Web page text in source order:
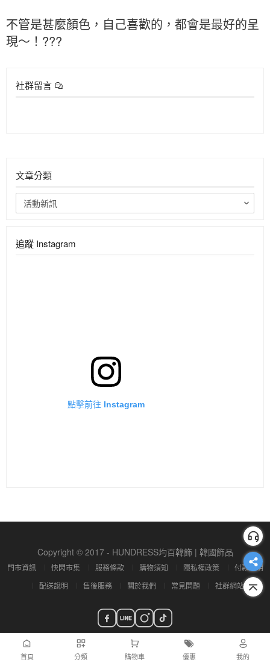
不管是甚麼顏色，自己喜歡的，都會是最好的呈
現～！???
社群留言
文章分類
活動新訊
追蹤 Instagram
點擊前往 Instagram
首頁 分類 購物車 優惠 我的
Copyright © 2017 - HUNDRESS均百韓飾 | 韓國飾品
門市資訊 快閃市集 服務條款 購物須知 隱私權政策
付款說明
配送說明
售後服務 關於我們 常見問題 社群網站